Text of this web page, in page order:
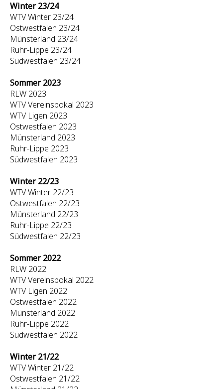
Winter 23/24
WTV Winter 23/24
Ostwestfalen 23/24
Münsterland 23/24
Ruhr-Lippe 23/24
Südwestfalen 23/24
Sommer 2023
RLW 2023
WTV Vereinspokal 2023
WTV Ligen 2023
Ostwestfalen 2023
Münsterland 2023
Ruhr-Lippe 2023
Südwestfalen 2023
Winter 22/23
WTV Winter 22/23
Ostwestfalen 22/23
Münsterland 22/23
Ruhr-Lippe 22/23
Südwestfalen 22/23
Sommer 2022
RLW 2022
WTV Vereinspokal 2022
WTV Ligen 2022
Ostwestfalen 2022
Münsterland 2022
Ruhr-Lippe 2022
Südwestfalen 2022
Winter 21/22
WTV Winter 21/22
Ostwestfalen 21/22